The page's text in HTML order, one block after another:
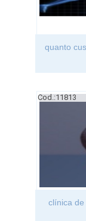
quanto
Cod.:11813
clínica